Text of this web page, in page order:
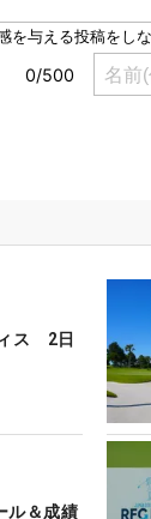
ス 2日
ル＆成績